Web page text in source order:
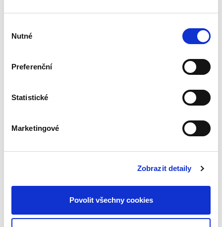
souhlasu
Nutné
Preferenční
Statistické
Marketingové
Zobrazit detaily
Povolit všechny cookies
Roky, které uplynuly od 1. vydání této práce,
instrumenty rozvíjející materiální právo, tj.
Obecná část.